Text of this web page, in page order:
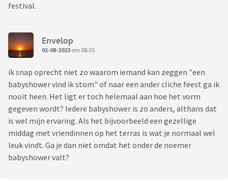
festival.
Envelop
01-08-2023 om 08:35
ik snap oprecht niet zo waarom iemand kan zeggen "een
babyshower vind ik stom" of naar een ander cliche feest ga ik
nooit heen. Het ligt er toch helemaal aan hoe het vorm
gegeven wordt? Iedere babyshower is zo anders, althans dat
is wel mijn ervaring. Als het bijvoorbeeld een gezellige
middag met vriendinnen op het terras is wat je normaal wel
leuk vindt. Ga je dan niet omdat het onder de noemer
babyshower valt?